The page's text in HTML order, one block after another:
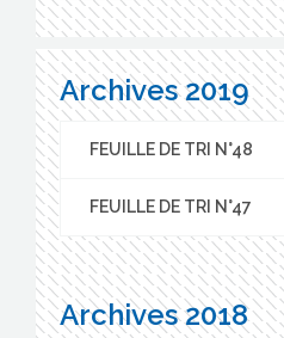
Archives 2019
FEUILLE DE TRI N°48
FEUILLE DE TRI N°47
Archives 2018